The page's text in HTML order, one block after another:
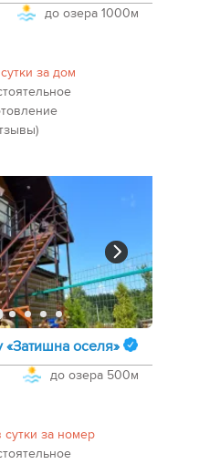
до озера 1000м
за дом
«Затишна оселя»
до озера 500м
сутки за номер